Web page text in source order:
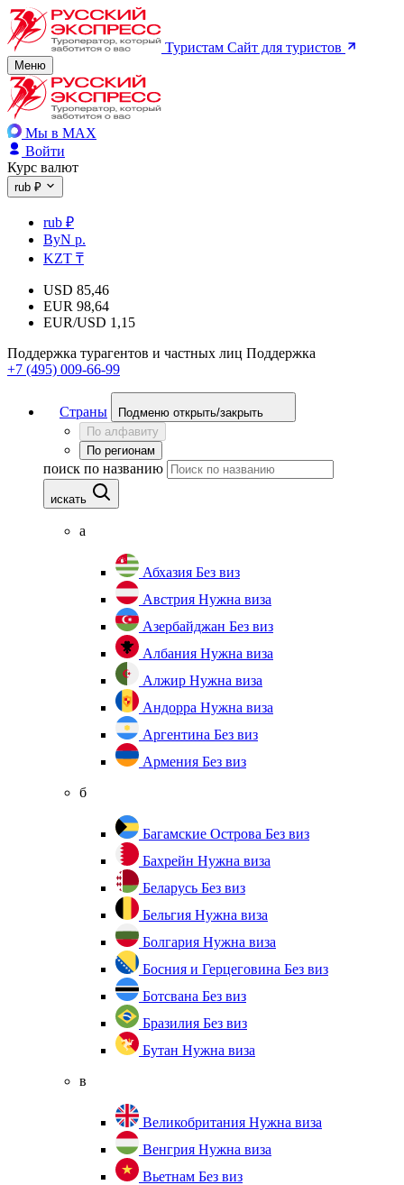
Туристам Сайт для туристов
Меню
Мы в MAX
Войти
Курс валют
rub ₽
rub ₽
ByN р.
KZT ₸
USD 85,46
EUR 98,64
EUR/USD 1,15
Поддержка турагентов и частных лиц Поддержка
+7 (495) 009-66-99
Страны
Подменю открыть/закрыть
По алфавиту
По регионам
поиск по названию
искать
а
Абхазия Без виз
Австрия Нужна виза
Азербайджан Без виз
Албания Нужна виза
Алжир Нужна виза
Андорра Нужна виза
Аргентина Без виз
Армения Без виз
б
Багамские Острова Без виз
Бахрейн Нужна виза
Беларусь Без виз
Бельгия Нужна виза
Болгария Нужна виза
Босния и Герцеговина Без виз
Ботсвана Без виз
Бразилия Без виз
Бутан Нужна виза
в
Великобритания Нужна виза
Венгрия Нужна виза
Вьетнам Без виз